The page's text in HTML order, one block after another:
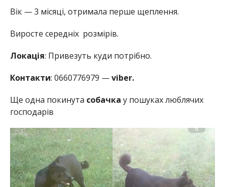
Вік — 3 місяці, отримала перше щеплення.
Виросте середніх розмірів.
Локація: Привезуть куди потрібно.
Контакти: 0660776979 —viber.
Ще одна покинута собачка у пошуках люблячих
господарів